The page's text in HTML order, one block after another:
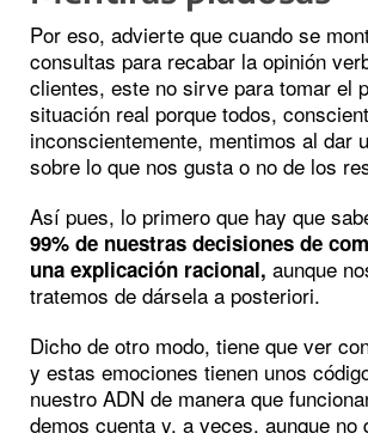
Por eso, advierte que cuando se
consultas para recabar la opinión
clientes, este no sirve para tomar el
situación real porque todos,
inconscientemente, mentimos al dar
sobre lo que nos gusta o no de los
Así pues, lo primero que hay que
99% de nuestras decisiones de
una explicación racional, aunque
tratemos de dársela a posteriori.
Dicho de otro modo, tiene que ver
y estas emociones tienen unos
nuestro ADN de manera que
demos cuenta y, a veces, aunque no